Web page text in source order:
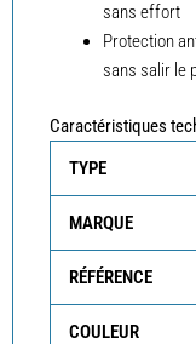
sans effort
Protection
sans salir le
Caractéristiques
TYPE
MARQUE
RÉFÉRENCE
COULEUR